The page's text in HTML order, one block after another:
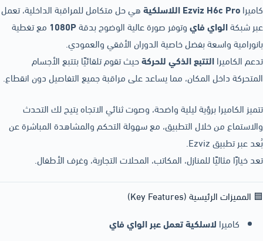
كاميراEzviz H6c Pro اللاسلكية
هي حل متكامل للمراقبة الداخلية، تعمل
عبر شبكةالواي فايوتوفر صورة عالية الوضوح بدقة1080P مع تغطية
بانورامية واسعة بفضل خاصية الدوران الأفقي والعمودي.
تدعم الكاميراالتتبع الذكي للحركةحيث تقوم تلقائيًا بتتبع الأجسام
المتحركة داخل المكان، مما يساعد على مراقبة جميع التفاصيل دون انقطاع.
تتميز الكاميرا برؤية ليلية واضحة، وصوت ثنائي الاتجاه يتيح لك التحدث
والاستماع من خلال التطبيق، مع سهولة التحكم والمشاهدة المباشرة عن
بُعد عبر تطبيق Ezviz.
تعد خيارًا مثاليًا للمنازل، المكاتب، المحلات التجارية، وغرف الأطفال.
🟦 المميزات الرئيسية (Key Features)
كاميرا لاسلكية تعمل عبر الواي فاي